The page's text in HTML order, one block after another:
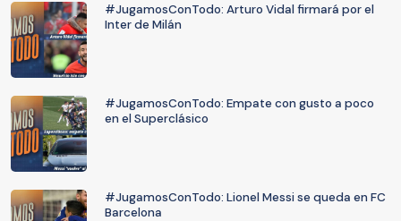
#JugamosConTodo: Arturo Vidal firmará por el
Inter de Milán
#JugamosConTodo: Empate con gusto a poco
en el Superclásico
#JugamosConTodo: Lionel Messi se queda en FC
Barcelona